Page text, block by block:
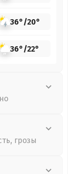
36°/20°
36°/22°
грозы